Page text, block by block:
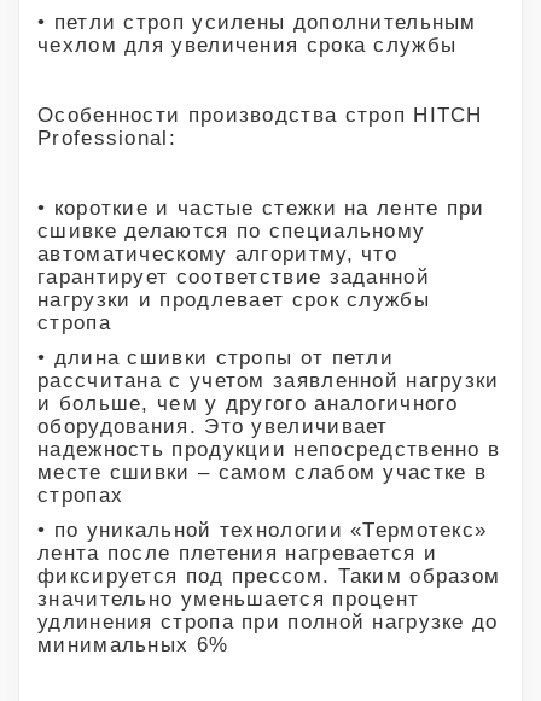
• петли строп усилены дополнительным
чехлом для увеличения срока службы
Особенности производства строп HITCH
Professional:
• короткие и частые стежки на ленте при
сшивке делаются по специальному
автоматическому алгоритму, что
гарантирует соответствие заданной
нагрузки и продлевает срок службы
стропа
• длина сшивки стропы от петли
рассчитана с учетом заявленной нагрузки
и больше, чем у другого аналогичного
оборудования. Это увеличивает
надежность продукции непосредственно в
месте сшивки – самом слабом участке в
стропах
• по уникальной технологии «Термотекс»
лента после плетения нагревается и
фиксируется под прессом. Таким образом
значительно уменьшается процент
удлинения стропа при полной нагрузке до
минимальных 6%